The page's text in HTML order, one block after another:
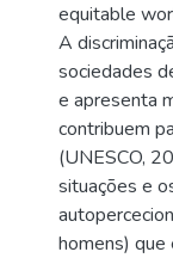
equitable
A
sociedades
e apresenta
contribuem
(UNESCO,
situações e
homens) que